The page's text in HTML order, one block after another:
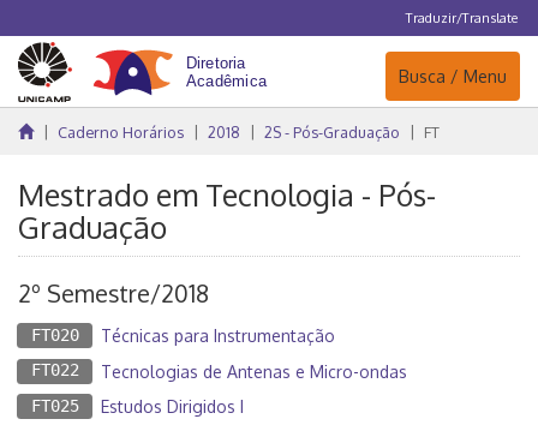
Traduzir/Translate
Navegação
Busca / Menu
Caderno Horários 2018 2S - Pós-Graduação FT
Mestrado em Tecnologia - Pós-
Graduação
2º Semestre/2018
FT020 Técnicas para Instrumentação
FT022 Tecnologias de Antenas e Micro-ondas
FT025 Estudos Dirigidos I